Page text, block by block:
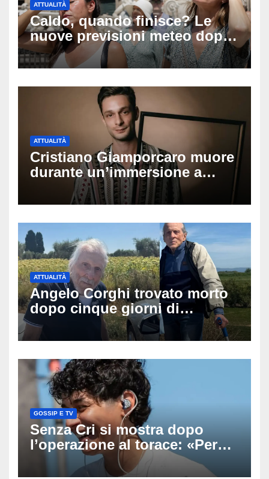
ATTUALITÀ
Caldo, quando finisce? Le
nuove previsioni meteo dopo
Ferragosto: ecco quando
potrebbe arrivare la svolta
ATTUALITÀ
Cristiano Giamporcaro muore
durante un’immersione a
Lampedusa: aperta
un’inchiesta per omicidio
tragedia
ATTUALITÀ
Angelo Corghi trovato morto
dopo cinque giorni di
ricerche: il giallo dell’80enne
scomparso dopo essere
GOSSIP E TV
Senza Cri si mostra dopo
l’operazione al torace: «Per
anni mi sentivo in trappola», il
racconto sul difficile percorso